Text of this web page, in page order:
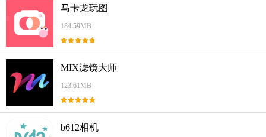
马卡龙玩图
184.59MB
MIX滤镜大师
123.61MB
b612相机